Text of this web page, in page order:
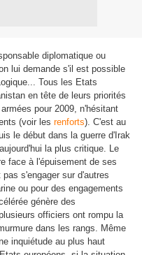
diplomatique ou
lui demande s'il est possible
Tous les Etats
en tête de leurs priorités
pour 2009, n'hésitant
(voir les renforts). C'est au
le début dans la guerre d'Irak
la plus critique. Le
face à l'épuisement de ses
s'engager sur d'autres
ou pour des engagements
génère des
officiers ont rompu la
dans les rangs. Même
inquiétude au plus haut